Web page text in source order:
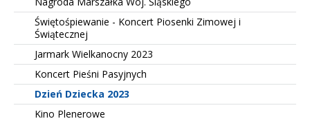
Świętośpiewanie - Koncert Piosenki Zimowej i
Świątecznej
Jarmark Wielkanocny 2023
Koncert Pieśni Pasyjnych
Dzień Dziecka 2023
Kino Plenerowe